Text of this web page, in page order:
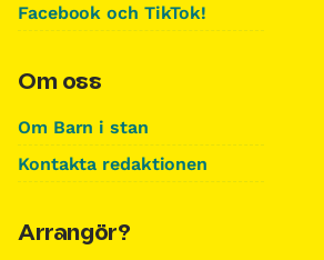
Facebook och TikTok!
Om oss
Om Barn i stan
Kontakta redaktionen
Arrangör?